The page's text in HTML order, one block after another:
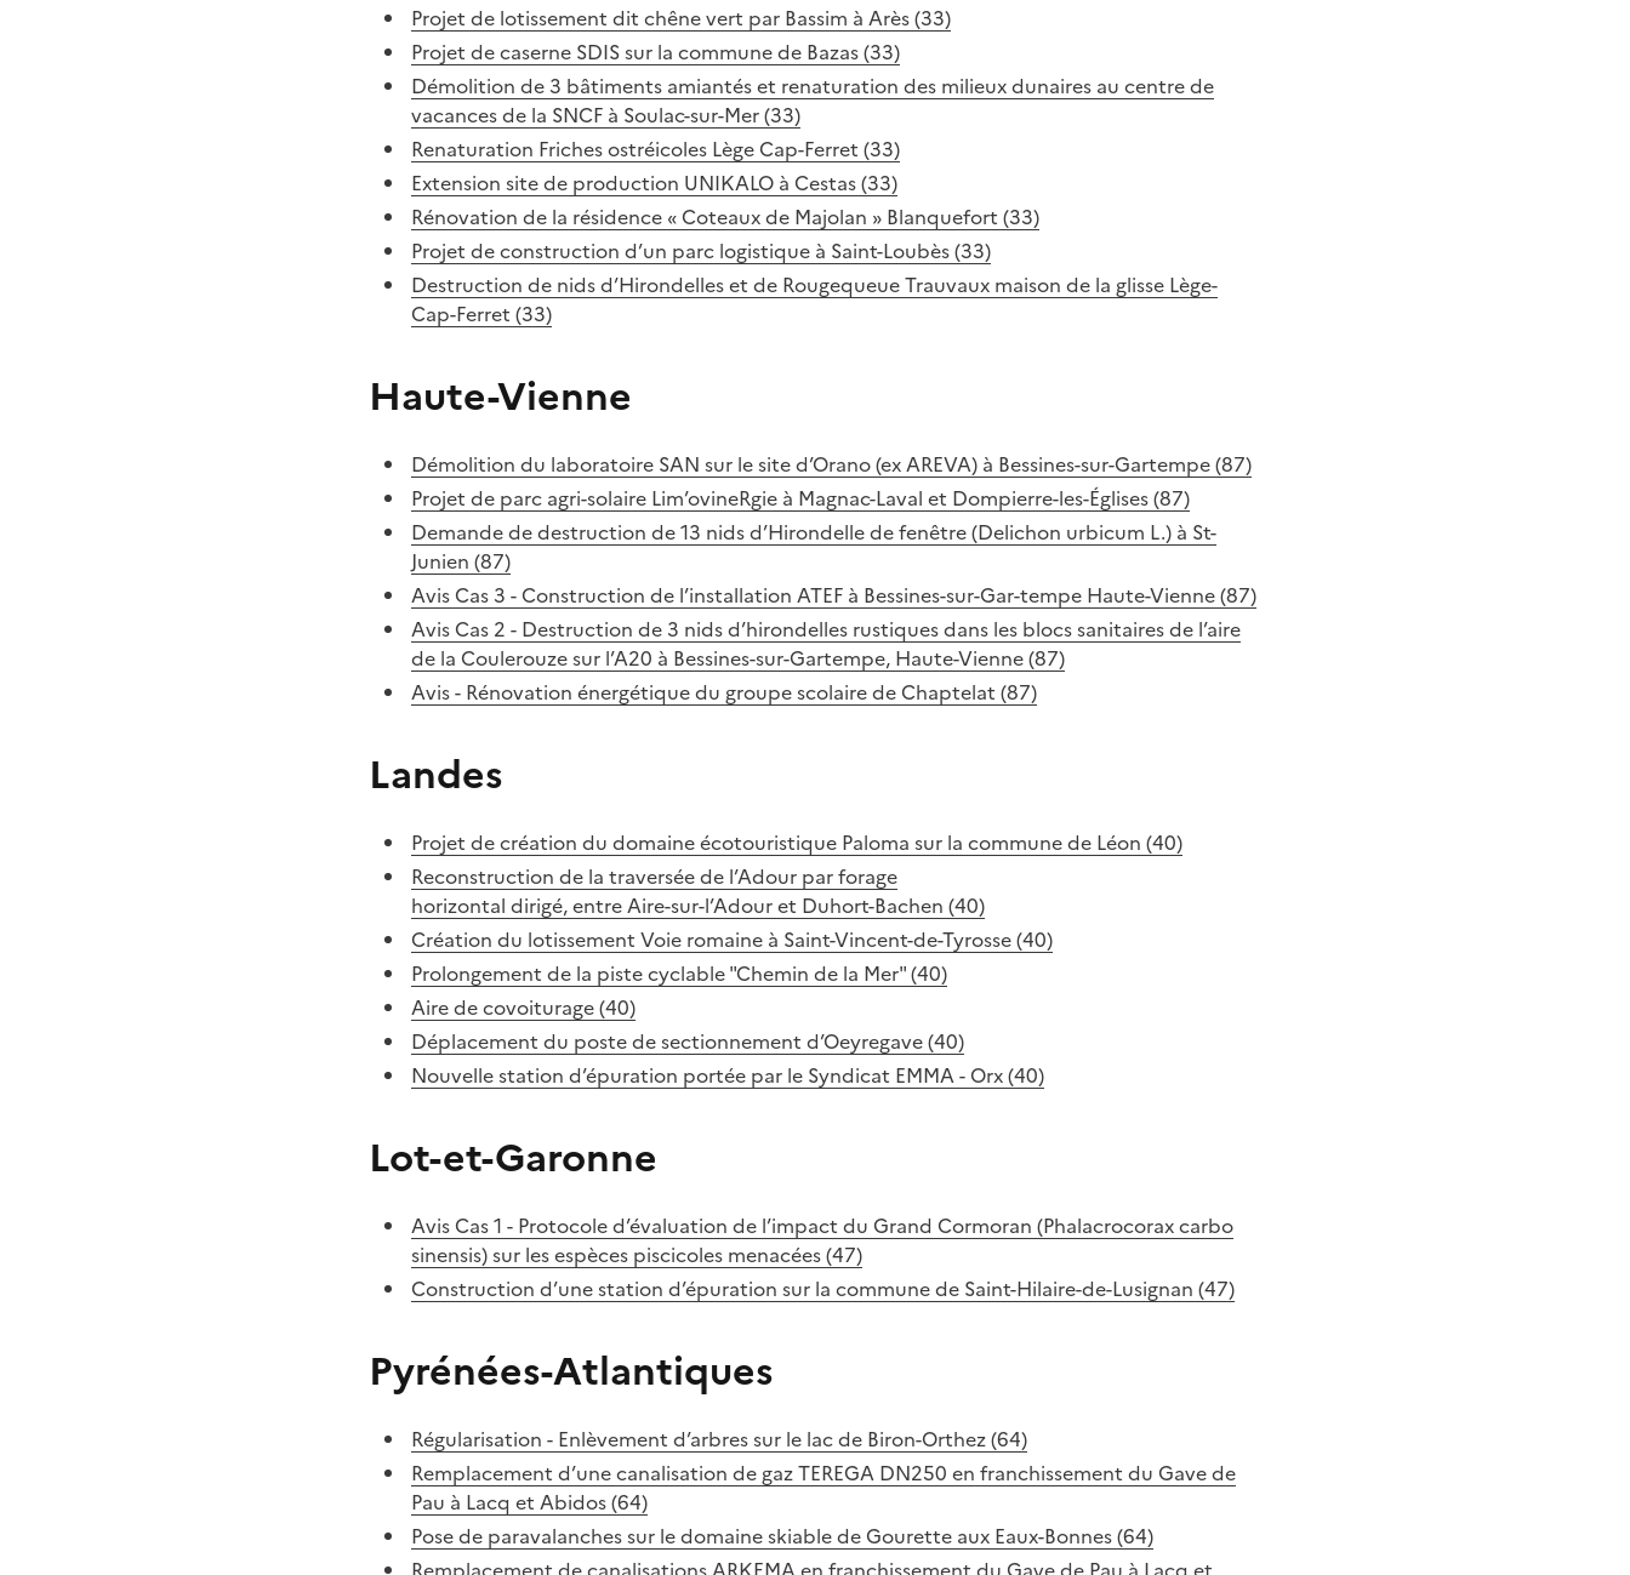
Projet de lotissement dit chêne vert par Bassim à Arès (33)
Projet de caserne SDIS sur la commune de Bazas (33)
Démolition de 3 bâtiments amiantés et renaturation des milieux dunaires au centre de
vacances de la SNCF à Soulac-sur-Mer (33)
Renaturation Friches ostréicoles Lège Cap-Ferret (33)
Extension site de production UNIKALO à Cestas (33)
Rénovation de la résidence « Coteaux de Majolan » Blanquefort (33)
Projet de construction d’un parc logistique à Saint-Loubès (33)
Destruction de nids d’Hirondelles et de Rougequeue Trauvaux maison de la glisse Lège-
Cap-Ferret (33)
Haute-Vienne
Démolition du laboratoire SAN sur le site d’Orano (ex AREVA) à Bessines-sur-Gartempe (87)
Projet de parc agri-solaire Lim’ovineRgie à Magnac-Laval et Dompierre-les-Églises (87)
Demande de destruction de 13 nids d’Hirondelle de fenêtre (Delichon urbicum L.) à St-
Junien (87)
Avis Cas 3 - Construction de l’installation ATEF à Bessines-sur-Gar-tempe Haute-Vienne (87)
Avis Cas 2 - Destruction de 3 nids d’hirondelles rustiques dans les blocs sanitaires de l’aire
de la Coulerouze sur l’A20 à Bessines-sur-Gartempe, Haute-Vienne (87)
Avis - Rénovation énergétique du groupe scolaire de Chaptelat (87)
Landes
Projet de création du domaine écotouristique Paloma sur la commune de Léon (40)
Reconstruction de la traversée de l’Adour par forage
horizontal dirigé, entre Aire-sur-l’Adour et Duhort-Bachen (40)
Création du lotissement Voie romaine à Saint-Vincent-de-Tyrosse (40)
Prolongement de la piste cyclable "Chemin de la Mer" (40)
Aire de covoiturage (40)
Déplacement du poste de sectionnement d’Oeyregave (40)
Nouvelle station d’épuration portée par le Syndicat EMMA - Orx (40)
Lot-et-Garonne
Avis Cas 1 - Protocole d’évaluation de l’impact du Grand Cormoran (Phalacrocorax carbo
sinensis) sur les espèces piscicoles menacées (47)
Construction d’une station d’épuration sur la commune de Saint-Hilaire-de-Lusignan (47)
Pyrénées-Atlantiques
Régularisation - Enlèvement d’arbres sur le lac de Biron-Orthez (64)
Remplacement d’une canalisation de gaz TEREGA DN250 en franchissement du Gave de
Pau à Lacq et Abidos (64)
Pose de paravalanches sur le domaine skiable de Gourette aux Eaux-Bonnes (64)